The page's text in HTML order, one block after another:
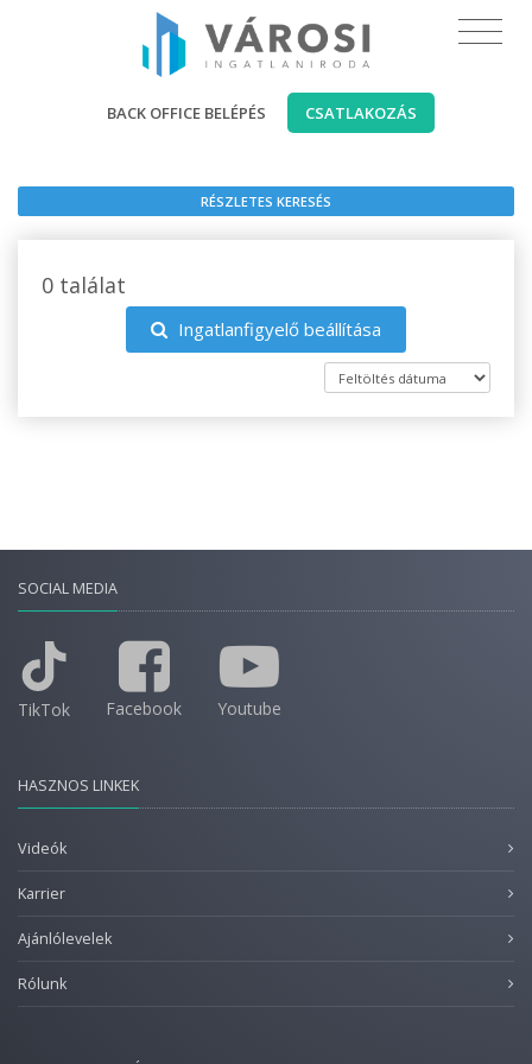
BACK OFFICE BELÉPÉS CSATLAKOZÁS
RÉSZLETES KERESÉS
0 találat
Ingatlanfigyelő beállítása
SOCIAL MEDIA
TikTok Facebook Youtube
HASZNOS LINKEK
Videók
Karrier
Ajánlólevelek
Rólunk